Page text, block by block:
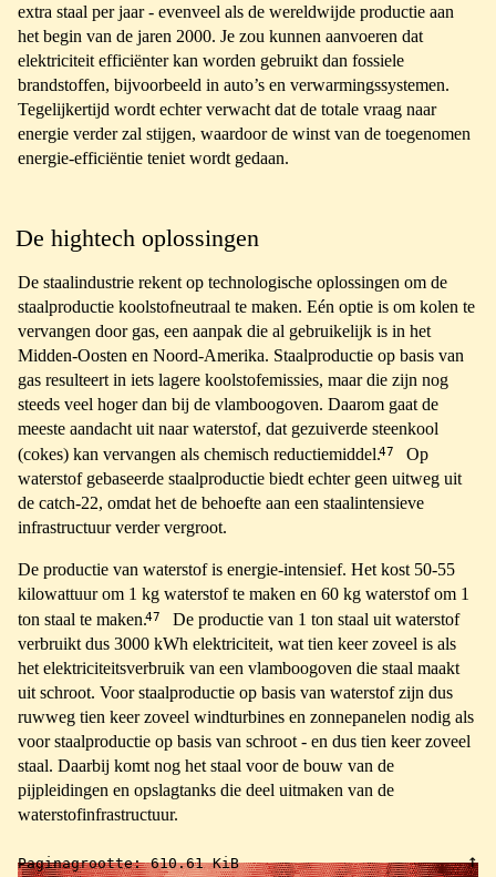
extra staal per jaar - evenveel als de wereldwijde productie aan
het begin van de jaren 2000. Je zou kunnen aanvoeren dat
elektriciteit efficiënter kan worden gebruikt dan fossiele
brandstoffen, bijvoorbeeld in auto’s en verwarmingssystemen.
Tegelijkertijd wordt echter verwacht dat de totale vraag naar
energie verder zal stijgen, waardoor de winst van de toegenomen
energie-efficiëntie teniet wordt gedaan.
De hightech oplossingen
De staalindustrie rekent op technologische oplossingen om de
staalproductie koolstofneutraal te maken. Eén optie is om kolen te
vervangen door gas, een aanpak die al gebruikelijk is in het
Midden-Oosten en Noord-Amerika. Staalproductie op basis van
gas resulteert in iets lagere koolstofemissies, maar die zijn nog
steeds veel hoger dan bij de vlamboogoven. Daarom gaat de
meeste aandacht uit naar waterstof, dat gezuiverde steenkool
(cokes) kan vervangen als chemisch reductiemiddel.47
Op
waterstof gebaseerde staalproductie biedt echter geen uitweg uit
de catch-22, omdat het de behoefte aan een staalintensieve
infrastructuur verder vergroot.
De productie van waterstof is energie-intensief. Het kost 50-55
kilowattuur om 1 kg waterstof te maken en 60 kg waterstof om 1
ton staal te maken.47
De productie van 1 ton staal uit waterstof
verbruikt dus 3000 kWh elektriciteit, wat tien keer zoveel is als
het elektriciteitsverbruik van een vlamboogoven die staal maakt
uit schroot. Voor staalproductie op basis van waterstof zijn dus
ruwweg tien keer zoveel windturbines en zonnepanelen nodig als
voor staalproductie op basis van schroot - en dus tien keer zoveel
staal. Daarbij komt nog het staal voor de bouw van de
pijpleidingen en opslagtanks die deel uitmaken van de
waterstofinfrastructuur.
Paginagrootte:610.61 KiB ↑